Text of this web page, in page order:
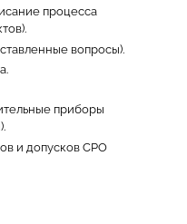
процесса
вопросы).
приборы
и допусков СРО